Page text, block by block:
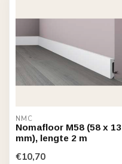
NMC
Nomafloor M58 (58 x 13
mm), lengte 2 m
€10,70